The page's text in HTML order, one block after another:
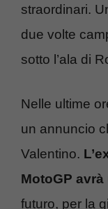
straordinari.
due volte
sotto l’ala di
Nelle ultime
un annuncio
Valentino.
MotoGP
futuro, per la